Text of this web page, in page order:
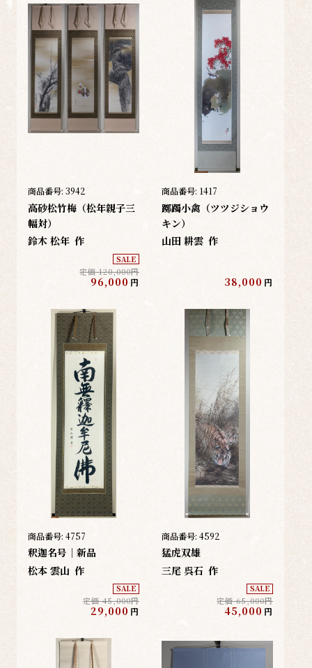
商品番号: 3942
高砂松竹梅（松年親子三
幅対）
鈴木 松年 作
SALE
定価 120,000円
96,000 円
商品番号: 1417
躑躅小禽（ツツジショウ
キン）
山田 耕雲 作
38,000 円
商品番号: 4757
釈迦名号｜新品
松本 雲山 作
SALE
定価 45,000円
29,000 円
商品番号: 4592
猛虎双雄
三尾 呉石 作
SALE
定価 65,000円
45,000 円